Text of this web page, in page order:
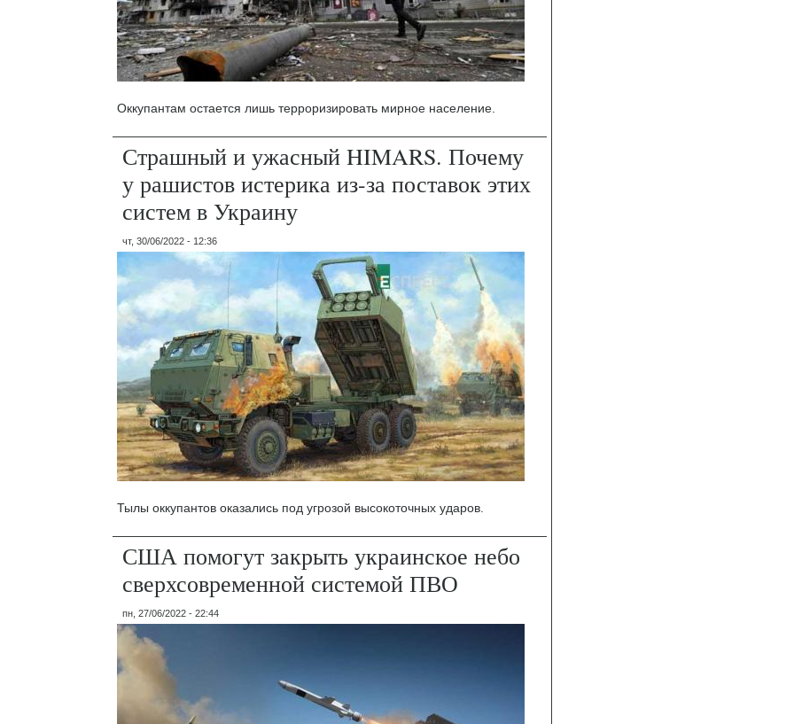
Оккупантам остается лишь терроризировать мирное население.
Страшный и ужасный HIMARS. Почему
у рашистов истерика из-за поставок этих
систем в Украину
чт, 30/06/2022 - 12:36
Тылы оккупантов оказались под угрозой высокоточных ударов.
США помогут закрыть украинское небо
сверхсовременной системой ПВО
пн, 27/06/2022 - 22:44